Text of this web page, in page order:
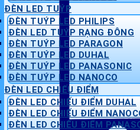
ĐÈN LED TUÝP
ĐÈN TUÝP LED PHILIPS
ĐÈN LED TUÝP RẠNG ĐÔNG
ĐÈN TUÝP LED PARAGON
ĐÈN TUÝP LED DUHAL
ĐÈN TUÝP LED PANASONIC
ĐÈN TUÝP LED NANOCO
ĐÈN LED CHIẾU ĐIỂM
ĐÈN LED CHIẾU ĐIỂM DUHAL
ĐÈN LED CHIẾU ĐIỂM
ĐÈN LED CHIẾU ĐIỂM